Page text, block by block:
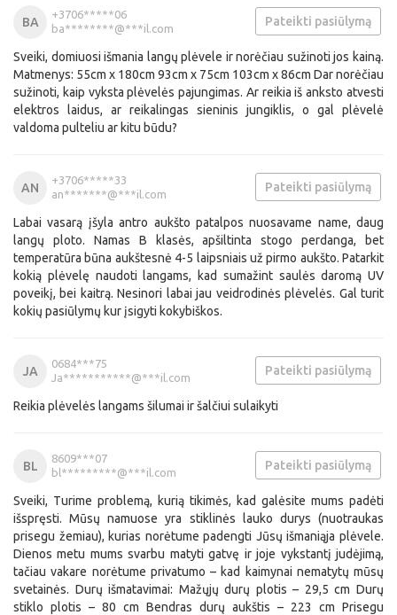
BA
+3706*****06
ba********@***il.com
Pateikti pasiūlymą
Sveiki, domiuosi išmania langų plėvele ir norėčiau sužinoti jos kainą.
Matmenys: 55cm x 180cm 93cm x 75cm 103cm x 86cm Dar norėčiau
sužinoti, kaip vyksta plėvelės pajungimas. Ar reikia iš anksto atvesti
elektros laidus, ar reikalingas sieninis jungiklis, o gal plėvelė
valdoma pulteliu ar kitu būdu?
AN
+3706*****33
an*******@***il.com
Pateikti pasiūlymą
Labai vasarą įšyla antro aukšto patalpos nuosavame name, daug
langų ploto. Namas B klasės, apšiltinta stogo perdanga, bet
temperatūra būna aukštesnė 4-5 laipsniais už pirmo aukšto. Patarkit
kokią plėvelę naudoti langams, kad sumažint saulės daromą UV
poveikį, bei kaitrą. Nesinori labai jau veidrodinės plėvelės. Gal turit
kokių pasiūlymų kur įsigyti kokybiškos.
JA
0684***75
Ja***********@***il.com
Pateikti pasiūlymą
Reikia plėvelės langams šilumai ir šalčiui sulaikyti
BL
8609***07
bl*********@***il.com
Pateikti pasiūlymą
Sveiki, Turime problemą, kurią tikimės, kad galėsite mums padėti
išspręsti. Mūsų namuose yra stiklinės lauko durys (nuotraukas
prisegu žemiau), kurias norėtume padengti Jūsų išmaniąja plėvele.
Dienos metu mums svarbu matyti gatvę ir joje vykstantį judėjimą,
tačiau vakare norėtume privatumo – kad kaimynai nematytų mūsų
svetainės. Durų išmatavimai: Mažųjų durų plotis – 29,5 cm Durų
stiklo plotis – 80 cm Bendras durų aukštis – 223 cm Prisegu